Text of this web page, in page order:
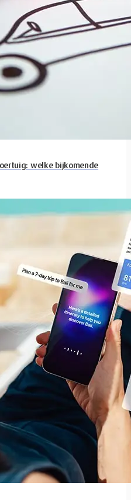
welke bijkomende